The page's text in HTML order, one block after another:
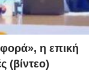
η επική
(βίντεο)